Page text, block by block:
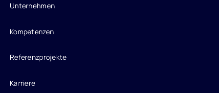
Unternehmen
Kompetenzen
Referenzprojekte
Karriere